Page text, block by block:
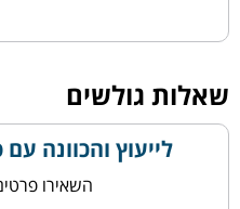
שאלות גולשים
לייעוץ והכוונה
השאירו